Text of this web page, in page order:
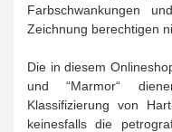
Farbschwankungen
Zeichnung berechtigen
Die in diesem
und “Marmor“
Klassifizierung von
keinesfalls die